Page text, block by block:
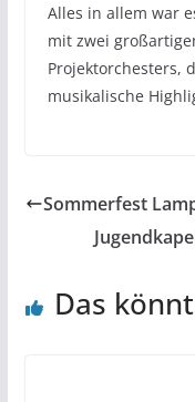
Alles in allem war
mit zwei
Projektorchesters,
musikalische
Sommerfest
Das